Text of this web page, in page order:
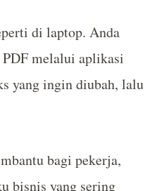
di laptop. Anda
melalui aplikasi
yang ingin diubah, lalu
bagi pekerja,
bisnis yang sering